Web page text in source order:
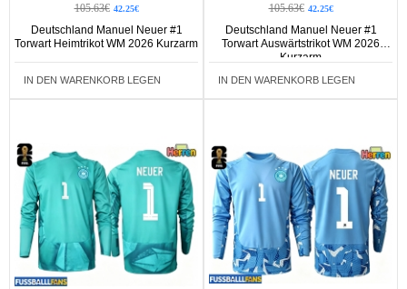
105.63€ 42.25€
Deutschland Manuel Neuer #1
Torwart Heimtrikot WM 2026 Kurzarm
IN DEN WARENKORB LEGEN
105.63€ 42.25€
Deutschland Manuel Neuer #1
Torwart Auswärtstrikot WM 2026
Kurzarm
IN DEN WARENKORB LEGEN